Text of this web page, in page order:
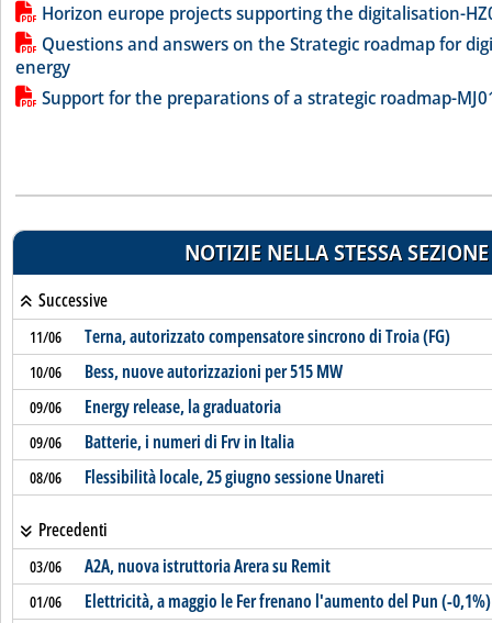
Horizon europe projects supporting the digitalisation-
Questions and answers on the Strategic roadmap for
energy
Support for the preparations of a strategic roadmap-
NOTIZIE NELLA STESSA SEZIONE
Successive
11/06 Terna, autorizzato compensatore sincrono di Troia (FG)
10/06 Bess, nuove autorizzazioni per 515 MW
09/06 Energy release, la graduatoria
09/06 Batterie, i numeri di Frv in Italia
08/06 Flessibilità locale, 25 giugno sessione Unareti
Precedenti
03/06 A2A, nuova istruttoria Arera su Remit
01/06 Elettricità, a maggio le Fer frenano l'aumento del Pun (-0,1%)